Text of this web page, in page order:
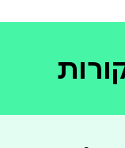
0 מתוך 5